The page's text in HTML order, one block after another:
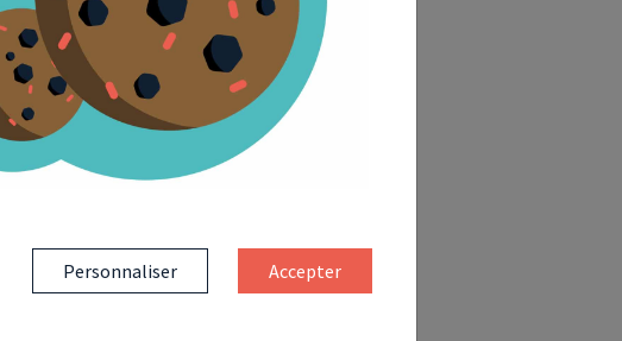
Personnaliser Accepter